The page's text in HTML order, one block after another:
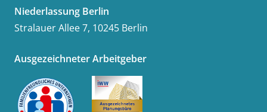
Niederlassung Berlin
Stralauer Allee 7, 10245 Berlin
Ausgezeichneter Arbeitgeber